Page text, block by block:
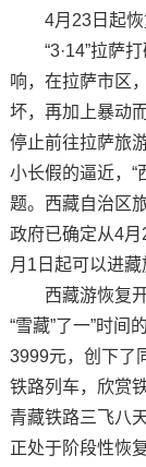
4月23日起恢
“3·14”拉萨打
响，在拉萨市区
坏，再加上暴动
停止前往拉萨旅
小长假的逼近，“
题。西藏自治区
政府已确定从4
月1日起可以进
西藏游恢复开
“雪藏”了一”时间
3999元，创下了
铁路列车，欣赏
青藏铁路三飞八
正处于阶段性恢